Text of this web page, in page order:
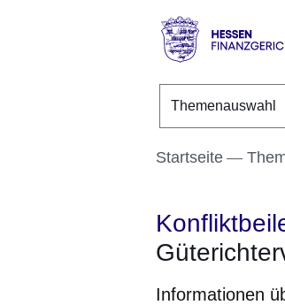
Direkt
Direkt
Direkt
Themenauswahl
Startseite
Informationen